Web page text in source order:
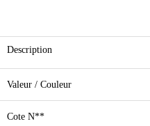
Description
Valeur / Couleur
Cote N**